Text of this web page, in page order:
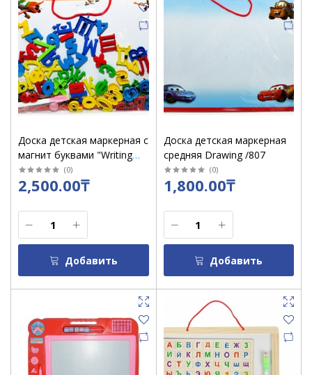
Доска детская маркерная с
магнит буквами "Writing
Board" / 889
(0)
2,500.00₸
Добавить
Доска детская маркерная
средняя Drawing /807
(0)
1,800.00₸
Добавить